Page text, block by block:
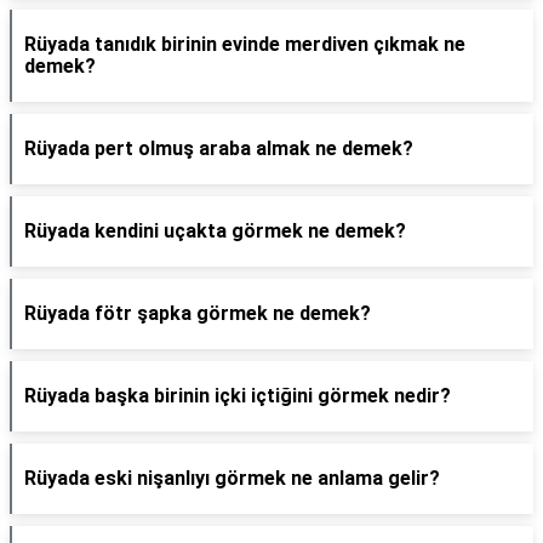
Rüyada tanıdık birinin evinde merdiven çıkmak ne
demek?
Rüyada pert olmuş araba almak ne demek?
Rüyada kendini uçakta görmek ne demek?
Rüyada fötr şapka görmek ne demek?
Rüyada başka birinin içki içtiğini görmek nedir?
Rüyada eski nişanlıyı görmek ne anlama gelir?